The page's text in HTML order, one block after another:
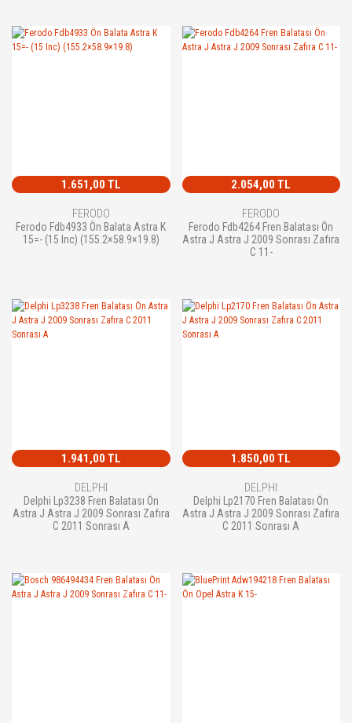
1.651,00 TL
FERODO
Ferodo Fdb4933 Ön Balata Astra K
15=- (15 Inc) (155.2×58.9×19.8)
2.054,00 TL
FERODO
Ferodo Fdb4264 Fren Balatası Ön
Astra J Astra J 2009 Sonrası Zafıra
C 11-
1.941,00 TL
DELPHI
Delphi Lp3238 Fren Balatası Ön
Astra J Astra J 2009 Sonrası Zafıra
C 2011 Sonrası A
1.850,00 TL
DELPHI
Delphi Lp2170 Fren Balatası Ön
Astra J Astra J 2009 Sonrası Zafıra
C 2011 Sonrası A